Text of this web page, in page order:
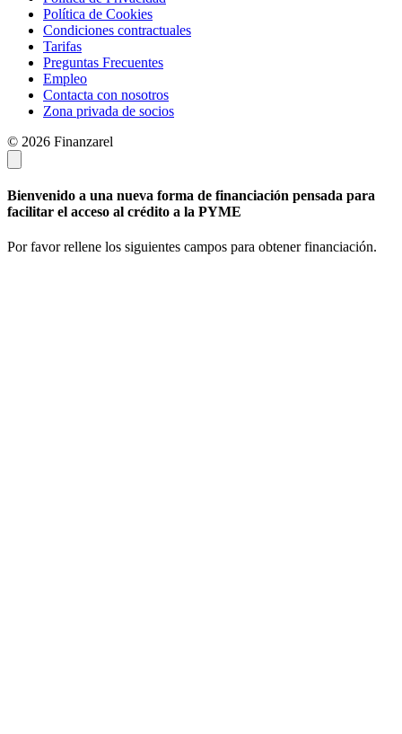
Política de Cookies
Condiciones contractuales
Tarifas
Preguntas Frecuentes
Empleo
Contacta con nosotros
Zona privada de socios
© 2026 Finanzarel
Bienvenido a una nueva forma de financiación pensada para
facilitar el acceso al crédito a la PYME
Por favor rellene los siguientes campos para obtener financiación.